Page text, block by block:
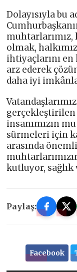
Dolayısıyla bu
muhtarlarımız,
olmak,
ihtiyaçlarını
arz ederek
daha iyi
gerçekleştirilen
insanımızın
sürmeleri için
arasında
kutluyor,
Paylaş:
Facebook